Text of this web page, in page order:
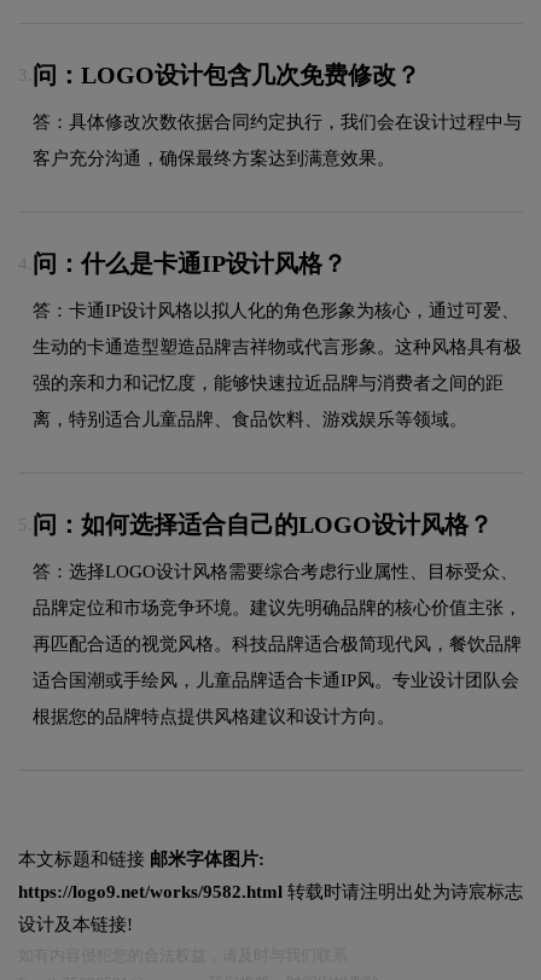
3. 问：LOGO设计包含几次免费修改？
答：具体修改次数依据合同约定执行，我们会在设计过程中与
客户充分沟通，确保最终方案达到满意效果。
4. 问：什么是卡通IP设计风格？
答：卡通IP设计风格以拟人化的角色形象为核心，通过可爱、
生动的卡通造型塑造品牌吉祥物或代言形象。这种风格具有极
强的亲和力和记忆度，能够快速拉近品牌与消费者之间的距
离，特别适合儿童品牌、食品饮料、游戏娱乐等领域。
5. 问：如何选择适合自己的LOGO设计风格？
答：选择LOGO设计风格需要综合考虑行业属性、目标受众、
品牌定位和市场竞争环境。建议先明确品牌的核心价值主张，
再匹配合适的视觉风格。科技品牌适合极简现代风，餐饮品牌
适合国潮或手绘风，儿童品牌适合卡通IP风。专业设计团队会
根据您的品牌特点提供风格建议和设计方向。
本文标题和链接 邮米字体图片:
https://logo9.net/works/9582.html 转载时请注明出处为诗宸标志
设计及本链接!